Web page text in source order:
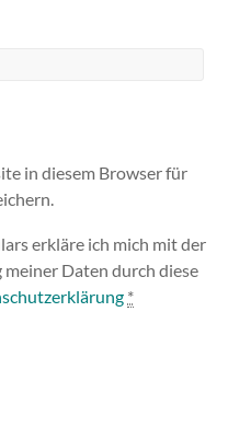
in diesem Browser für
erkläre ich mich mit der
Daten durch diese
*